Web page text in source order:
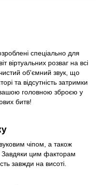
спеціально для
віртуальних розваг на всі
об'ємний звук, що
та відсутність затримки
вашою головною зброєю у
битв!
чіпом, а також
Завдяки цим факторам
завжди на висоті.